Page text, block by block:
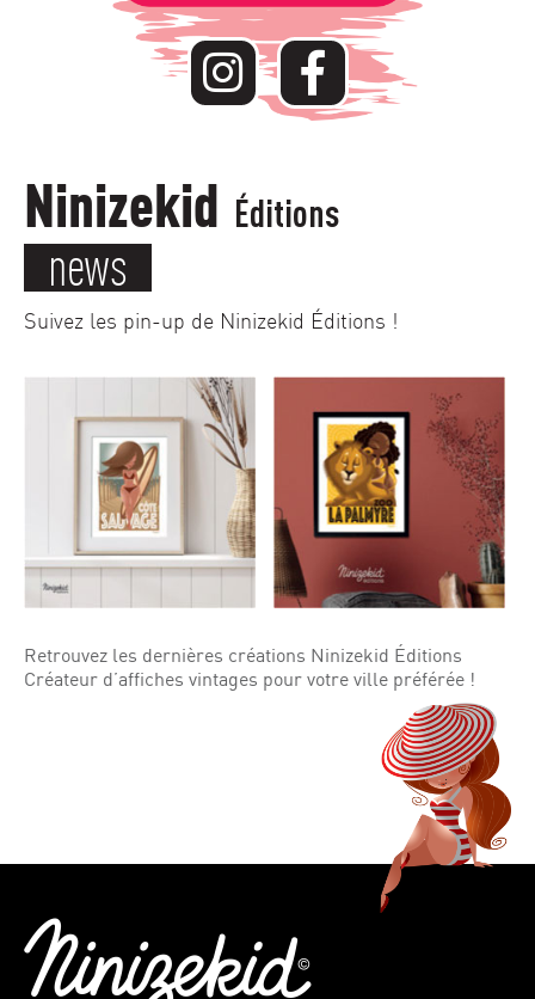
Ninizekid Éditions
news
Suivez les pin-up de Ninizekid Éditions !
Retrouvez les dernières créations Ninizekid Éditions
Créateur d’affiches vintages pour votre ville préférée !